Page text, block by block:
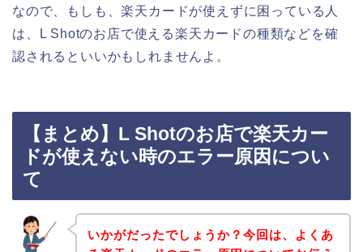
なので、もしも、楽天カードが使えずに困っている人
は、L Shotのお店で使える楽天カードの種類などを確
認されるといいかもしれませんよ。
【まとめ】L Shotのお店で楽天カー
ドが使えない時のエラー原因につい
て
いかがだったでしょうか？今回は、よくあ